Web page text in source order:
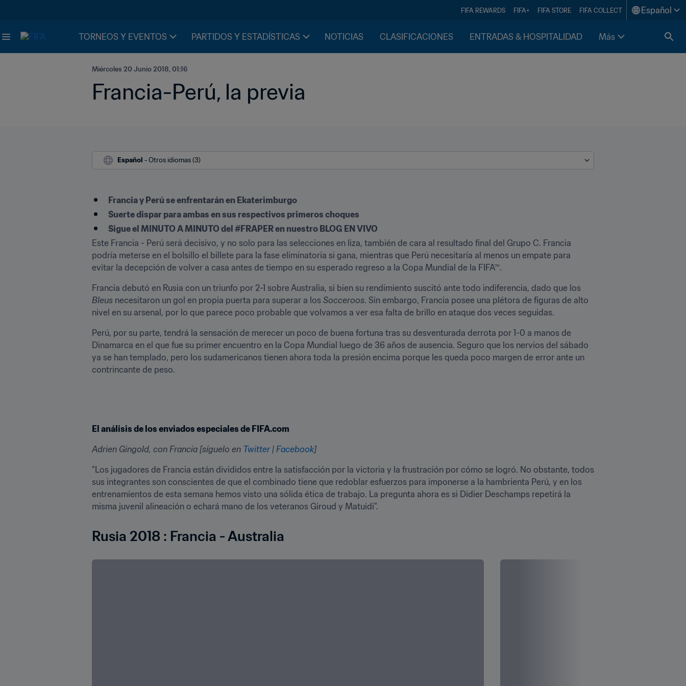
FIFA REWARDS FIFA+ FIFA STORE FIFA COLLECT Español
TORNEOS Y EVENTOS PARTIDOS Y ESTADÍSTICAS NOTICIAS CLASIFICACIONES ENTRADAS & HOSPITALIDAD Más
Miércoles 20 Junio 2018, 01:16
Francia-Perú, la previa
Español - Otros idiomas (3)
Francia y Perú se enfrentarán en Ekaterimburgo
Suerte dispar para ambas en sus respectivos primeros choques
Sigue el MINUTO A MINUTO del #FRAPER en nuestro BLOG EN VIVO
Este Francia - Perú será decisivo, y no solo para las selecciones en liza, también de cara al resultado final del Grupo C. Francia
podría meterse en el bolsillo el billete para la fase eliminatoria si gana, mientras que Perú necesitaría al menos un empate para
evitar la decepción de volver a casa antes de tiempo en su esperado regreso a la Copa Mundial de la FIFA™.
Bleus necesitaron un gol en propia puerta para superar a los Socceroos. Sin embargo, Francia posee una plétora de figuras de alto
nivel en su arsenal, por lo que parece poco probable que volvamos a ver esa falta de brillo en ataque dos veces seguidas.
Perú, por su parte, tendrá la sensación de merecer un poco de buena fortuna tras su desventurada derrota por 1-0 a manos de
Dinamarca en el que fue su primer encuentro en la Copa Mundial luego de 36 años de ausencia. Seguro que los nervios del sábado
ya se han templado, pero los sudamericanos tienen ahora toda la presión encima porque les queda poco margen de error ante un
contrincante de peso.
El análisis de los enviados especiales de FIFA.com
Adrien Gingold, con Francia [síguelo en Twitter | Facebook]
"Los jugadores de Francia están divididos entre la satisfacción por la victoria y la frustración por cómo se logró. No obstante, todos
sus integrantes son conscientes de que el combinado tiene que redoblar esfuerzos para imponerse a la hambrienta Perú, y en los
entrenamientos de esta semana hemos visto una sólida ética de trabajo. La pregunta ahora es si Didier Deschamps repetirá la
misma juvenil alineación o echará mano de los veteranos Giroud y Matuidi".
Rusia 2018 : Francia - Australia